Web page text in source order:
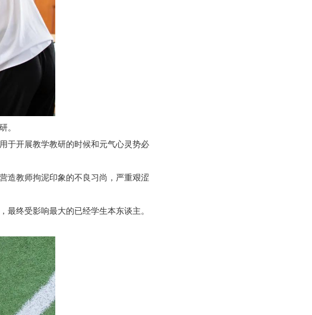
。
于开展教学教研的时候和元气心灵势必
造教师拘泥印象的不良习尚，严重艰涩
终受影响最大的已经学生本东谈主。